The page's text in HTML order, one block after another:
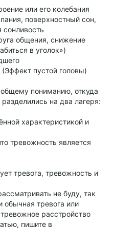
или его колебания
поверхностный сон,
общения, снижение
в уголок»)
пустой головы)
общему пониманию, откуда
на два лагеря:
характеристикой и
тревожность является
тревога, тревожность и
не буду, так
обычная тревога или
расстройство
пишите в